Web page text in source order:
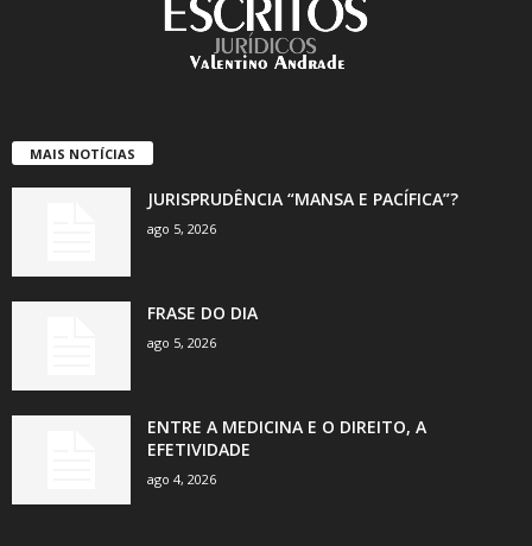
MAIS NOTÍCIAS
JURISPRUDÊNCIA “MANSA E PACÍFICA”?
ago 5, 2026
FRASE DO DIA
ago 5, 2026
ENTRE A MEDICINA E O DIREITO, A
EFETIVIDADE
ago 4, 2026